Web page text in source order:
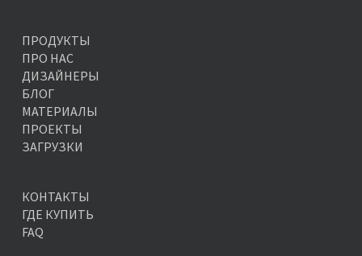
ПРОДУКТЫ
ПРО НАС
ДИЗАЙНЕРЫ
БЛОГ
МАТЕРИАЛЫ
ПРОЕКТЫ
ЗАГРУЗКИ
КОНТАКТЫ
ГДЕ КУПИТЬ
FAQ